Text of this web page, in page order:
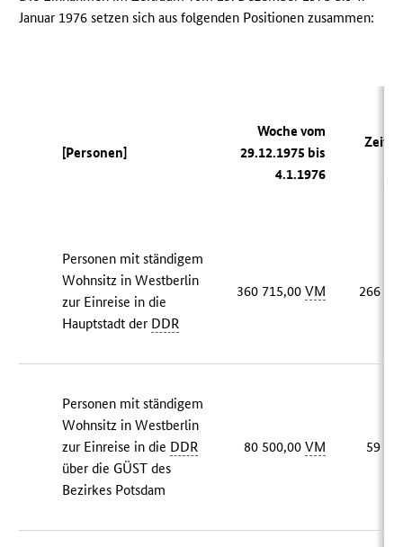
Januar 1976 setzen sich aus folgenden Positionen zusammen:
[Personen]
Woche vom
29.12.1975 bis
4.1.1976
Personen mit ständigem
Wohnsitz in Westberlin
zur Einreise in die
Hauptstadt der DDR
360 715,00VM 266
Personen mit ständigem
Wohnsitz in Westberlin
zur Einreise in die DDR
über die GÜST des
Bezirkes Potsdam
80 500,00VM 59